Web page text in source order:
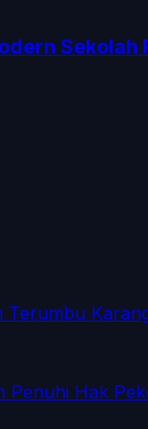
Sekolah
Terumbu
Penuhi Hak